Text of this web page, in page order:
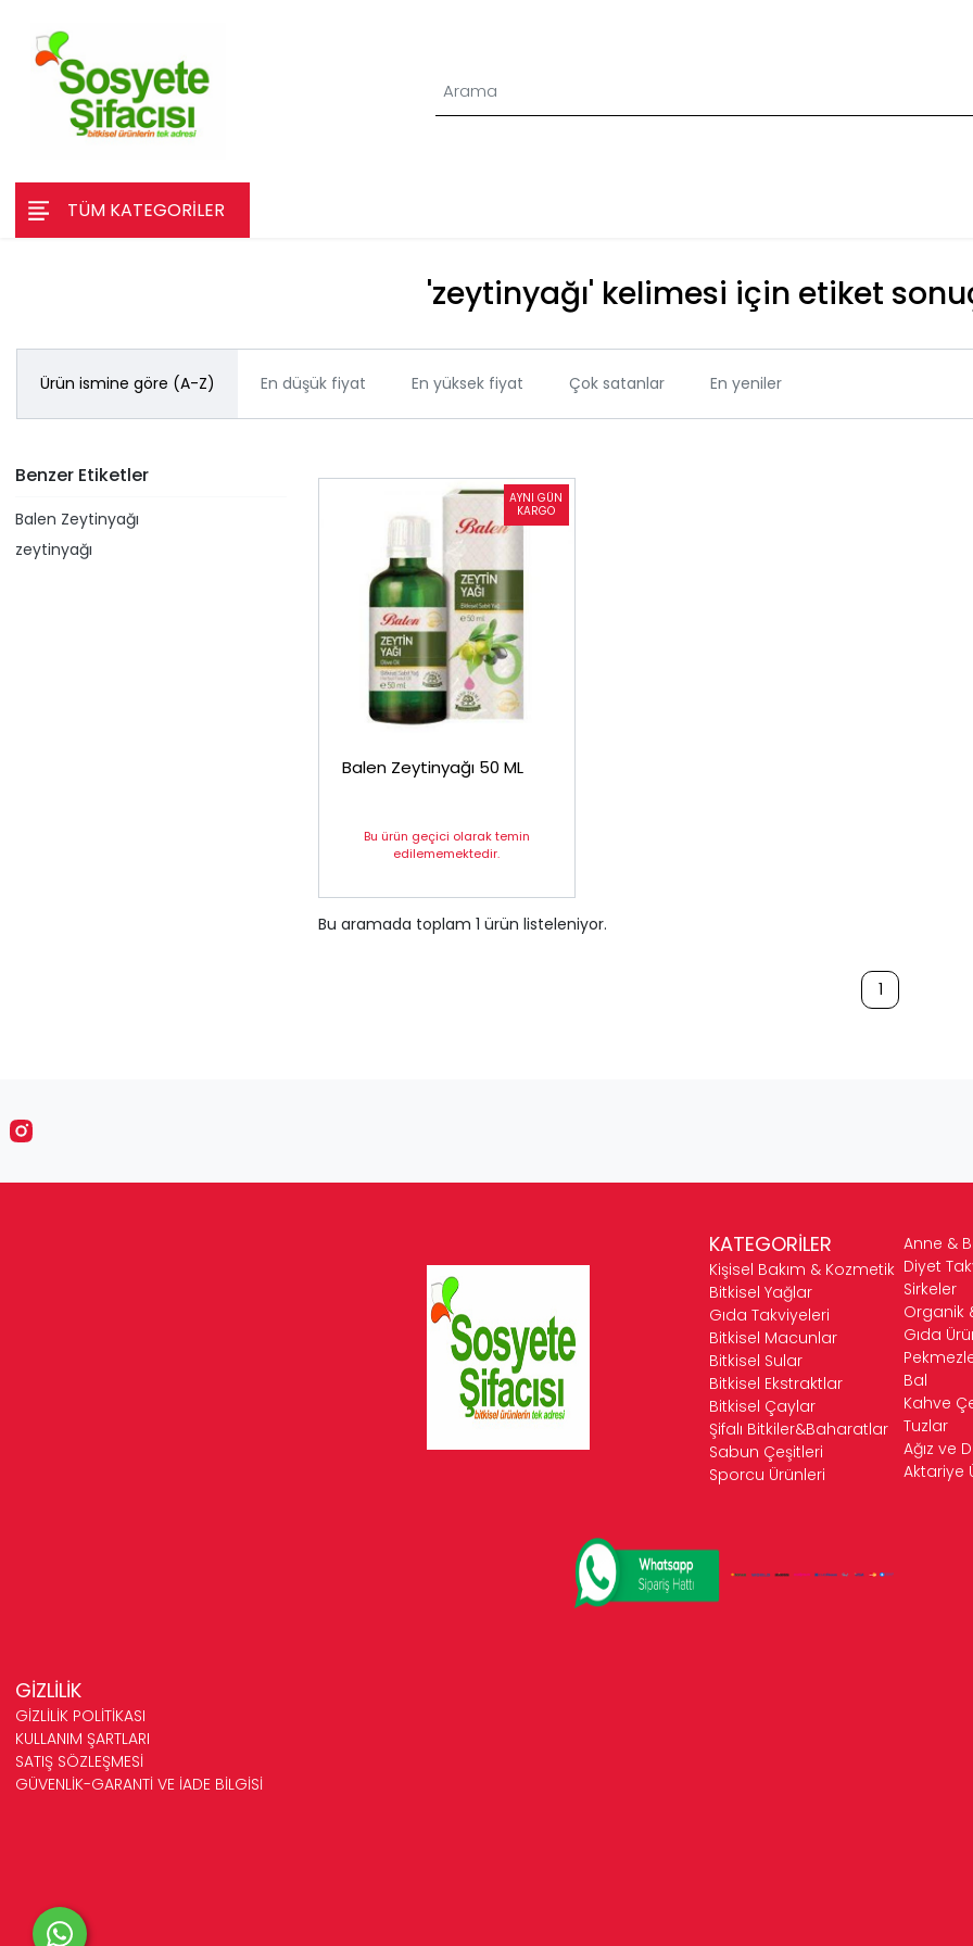
TÜM KATEGORİLER
'​zeytinyağı' kelimesi için etiket
Ürün ismine göre (A-Z) En düşük fiyat En yüksek fiyat Çok satanlar En yeniler
Benzer Etiketler
Balen Zeytinyağı
​zeytinyağı
Balen Zeytinyağı 50 ML
Bu ürün geçici olarak temin
edilememektedir.
Bu aramada toplam 1 ürün listeleniyor.
1
KATEGORİLER
Kişisel Bakım & Kozmetik
Bitkisel Yağlar
Gıda Takviyeleri
Bitkisel Macunlar
Bitkisel Sular
Bitkisel Ekstraktlar
Bitkisel Çaylar
Şifalı Bitkiler&Baharatlar
Sabun Çeşitleri
Sporcu Ürünleri
Anne &
Diyet
Sirkeler
Organik
Gıda
Bal
Kahve
Tuzlar
Ağız ve
Aktariye
GİZLİLİK
GİZLİLİK POLİTİKASI
KULLANIM ŞARTLARI
SATIŞ SÖZLEŞMESİ
GÜVENLİK-GARANTİ VE İADE BİLGİSİ